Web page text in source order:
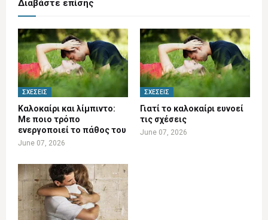
Διαβάστε επίσης
ΣΧΈΣΕΙΣ
Καλοκαίρι και λίμπιντο:
Με ποιο τρόπο
ενεργοποιεί το πάθος του
June 07, 2026
ΣΧΈΣΕΙΣ
Γιατί το καλοκαίρι ευνοεί
τις σχέσεις
June 07, 2026